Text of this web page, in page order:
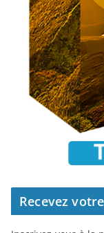
Recevez